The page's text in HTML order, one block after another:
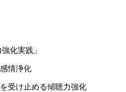
化実践」
情浄化
受け止める傾聴力強化